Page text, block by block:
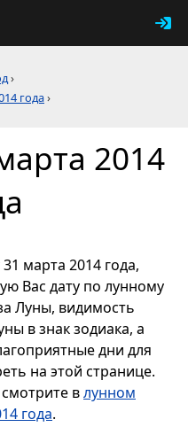
›
года›
2014
марта 2014 года,
Вас дату по лунному
Луны, видимость
в знак зодиака, а
дни для
на этой странице.
влунном
года.